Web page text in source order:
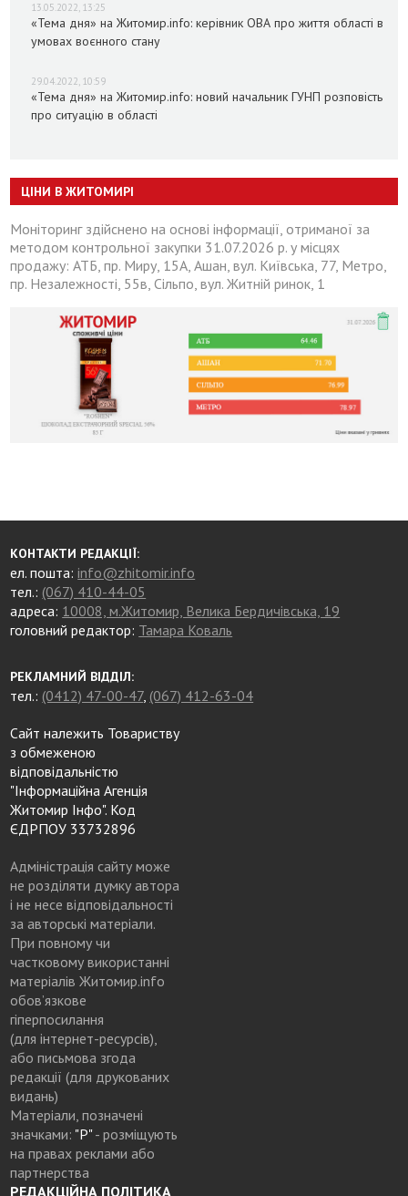
13.05.2022, 13:25
«Тема дня» на Житомир.info: керівник ОВА про життя області в
умовах воєнного стану
29.04.2022, 10:59
«Тема дня» на Житомир.info: новий начальник ГУНП розповість
про ситуацію в області
ЦІНИ В ЖИТОМИРІ
Моніторинг здійснено на основі інформації, отриманої за
методом контрольної закупки 31.07.2026 р. у місцях
продажу: АТБ, пр. Миру, 15А, Ашан, вул. Київська, 77, Метро,
пр. Незалежності, 55в, Сільпо, вул. Житній ринок, 1
КОНТАКТИ РЕДАКЦІЇ:
ел. пошта:info@zhitomir.info
тел.: (067) 410-44-05
адреса: 10008, м.Житомир, Велика Бердичівська, 19
головний редактор: Тамара Коваль
РЕКЛАМНИЙ ВІДДІЛ:
тел.: (0412) 47-00-47, (067) 412-63-04
Сайт належить Товариству
з обмеженою
відповідальністю
"Інформаційна Агенція
Житомир Інфо". Код
ЄДРПОУ 33732896
Адміністрація сайту може
не розділяти думку автора
і не несе відповідальності
за авторські матеріали.
При повному чи
частковому використанні
матеріалів Житомир.info
обов’язкове
гіперпосилання
(для інтернет-ресурсів),
або письмова згода
редакції (для друкованих
видань)
Матеріали, позначені
значками: "Р"- розміщують
на правах реклами або
партнерства
РЕДАКЦІЙНА ПОЛІТИКА